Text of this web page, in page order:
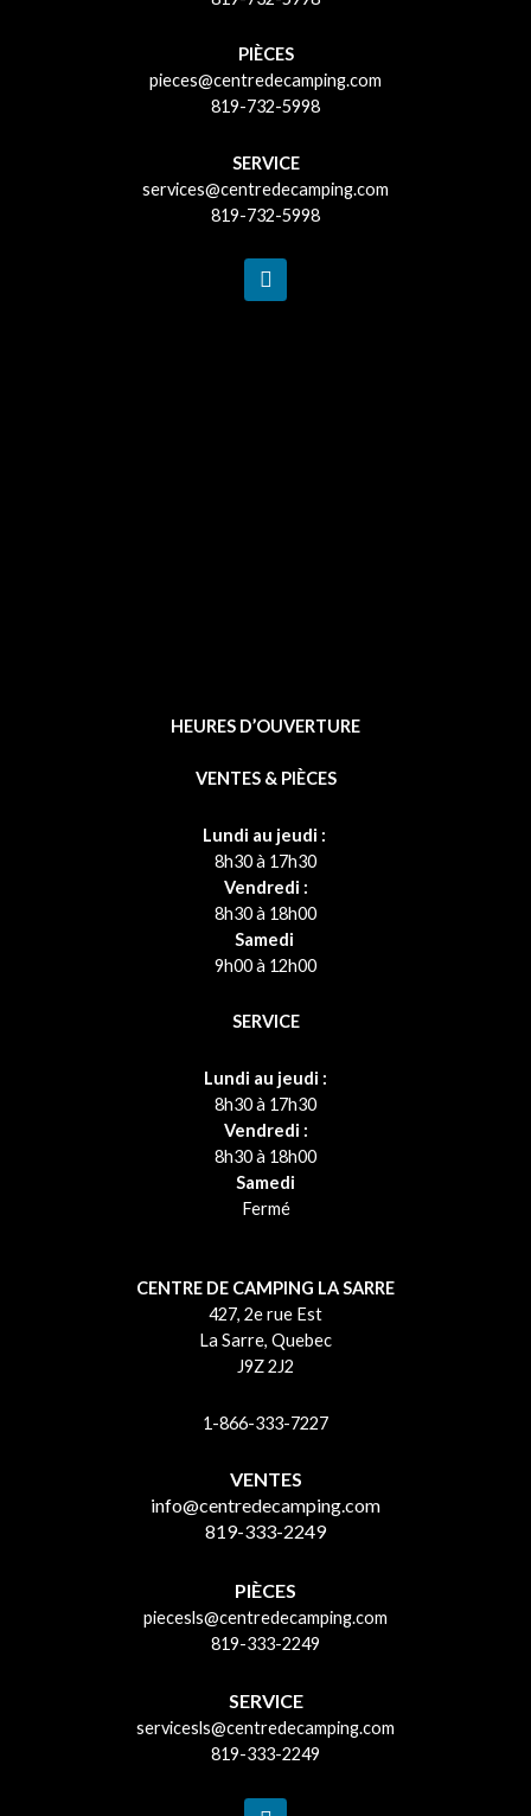
PIÈCES
pieces@centredecamping.com
819-732-5998
SERVICE
services@centredecamping.com
819-732-5998
F
HEURES D’OUVERTURE
VENTES & PIÈCES
Lundi au jeudi :
8h30 à 17h30
Vendredi :
8h30 à 18h00
Samedi
9h00 à 12h00
SERVICE
Lundi au jeudi :
8h30 à 17h30
Vendredi :
8h30 à 18h00
Samedi
Fermé
CENTRE DE CAMPING LA SARRE
427, 2e rue Est
La Sarre, Quebec
J9Z 2J2
1-866-333-7227
VENTES
info@centredecamping.com
819-333-2249
PIÈCES
piecesls@centredecamping.com
819-333-2249
SERVICE
servicesls@centredecamping.com
819-333-2249